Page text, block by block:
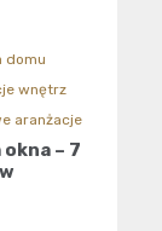
domu
wnętrz
aranżacje
– 7